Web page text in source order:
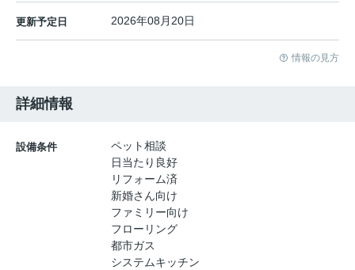
更新予定日 2026年08月20日
情報の見方
詳細情報
設備条件
ペット相談
日当たり良好
リフォーム済
新婚さん向け
ファミリー向け
フローリング
都市ガス
システムキッチン